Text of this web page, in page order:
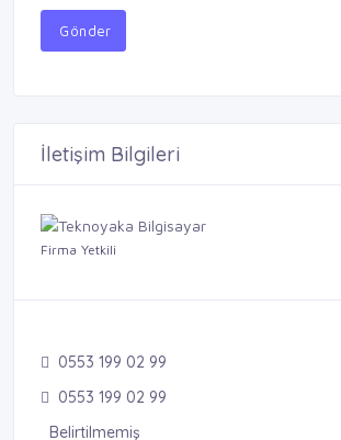
Gönder
İletişim Bilgileri
Firma Yetkili
0553 199 02 99
0553 199 02 99
Belirtilmemiş